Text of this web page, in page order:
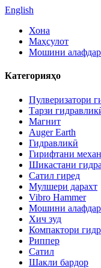
English
Хона
Маҳсулот
Мошини
Категорияҳо
Пулверизатори
Тарзи
Магнит
Auger Earth
Гидравликӣ
Гирифтани
Шикастани
Сатил гиред
Мулшери дарахт
Vibro Hammer
Мошини
Хич зуд
Компактори
Риппер
Сатил
Шакли бардор